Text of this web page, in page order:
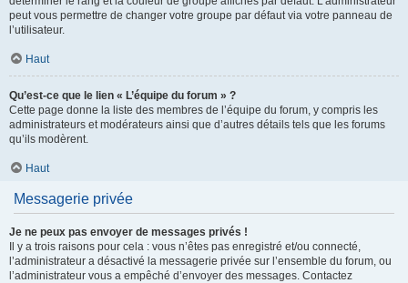
peut vous permettre de changer votre groupe par défaut via votre panneau de
l’utilisateur.
Haut
Qu’est-ce que le lien « L’équipe du forum » ?
Cette page donne la liste des membres de l’équipe du forum, y compris les
administrateurs et modérateurs ainsi que d’autres détails tels que les forums
qu’ils modèrent.
Haut
Messagerie privée
Je ne peux pas envoyer de messages privés !
Il y a trois raisons pour cela : vous n’êtes pas enregistré et/ou connecté,
l’administrateur a désactivé la messagerie privée sur l’ensemble du forum, ou
l’administrateur vous a empêché d’envoyer des messages. Contactez